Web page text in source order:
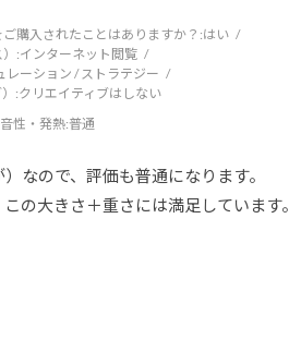
購入されたことはありますか？:はい
:インターネット閲覧
レーション / ストラテジー
:クリエイティブはしない
性・発熱:普通
なので、評価も普通になります。
の大きさ＋重さには満足しています。